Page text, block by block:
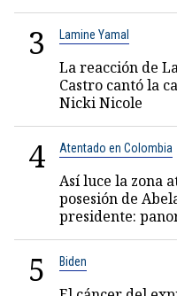
3 Lamine Yamal
La reacción de
Castro cantó la
Nicki Nicole
4 Atentado en Colombia
Así luce la zona
posesión de
presidente:
5 Biden